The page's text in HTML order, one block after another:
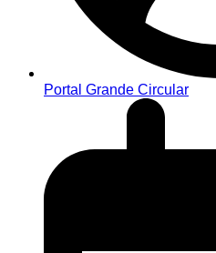
Portal Grande Circular